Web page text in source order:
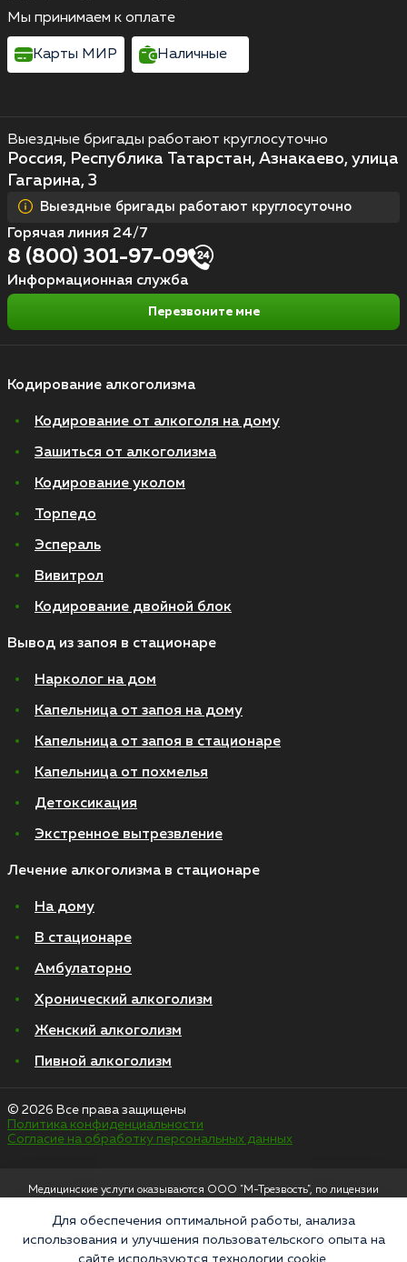
Кодирование алкоголизма
Кодирование от алкоголя на дому
Зашиться от алкоголизма
Кодирование уколом
Торпедо
Эспераль
Вивитрол
Кодирование двойной блок
Вывод из запоя в стационаре
Нарколог на дом
Капельница от запоя на дому
Капельница от запоя в стационаре
Капельница от похмелья
Детоксикация
Экстренное вытрезвление
Лечение алкоголизма в стационаре
На дому
В стационаре
Амбулаторно
Хронический алкоголизм
Женский алкоголизм
Пивной алкоголизм
Выездные бригады работают круглосуточно
Россия, Республика Татарстан, Азнакаево, улица
Гагарина, 3
Выездные бригады работают круглосуточно
Горячая линия 24/7
8 (800) 301-97-09
Информационная служба
Перезвоните мне
Мы принимаем к оплате
Карты МИР Наличные
© 2026 Все права защищены
Политика конфиденциальности
Согласие на обработку персональных данных
Медицинские услуги оказываются ООО "М-Трезвость", по лицензии
Москва, улица 8 Марта, 1с12, подъезд 1
«Напоминаем, что сайт https://narkologiya24.clinic против распространения,
Для обеспечения оптимальной работы, анализа
использования и улучшения пользовательского опыта на
сайте используются технологии cookie.